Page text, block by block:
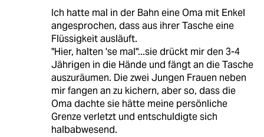
Ich hatte mal in der Bahn eine Oma mit Enkel
angesprochen, dass aus ihrer Tasche eine
Flüssigkeit ausläuft.
"Hier, halten 'se mal"...sie drückt mir den 3-4
Jährigen in die Hände und fängt an die Tasche
auszuräumen. Die zwei Jungen Frauen neben
mir fangen an zu kichern, aber so, dass die
Oma dachte sie hätte meine persönliche
Grenze verletzt und entschuldigte sich
halbabwesend.